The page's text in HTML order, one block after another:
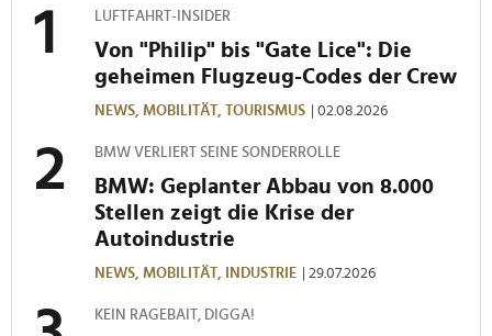
LUFTFAHRT-INSIDER
Von "Philip" bis "Gate Lice": Die
geheimen Flugzeug-Codes der Crew
NEWS, MOBILITÄT, TOURISMUS | 02.08.2026
BMW VERLIERT SEINE SONDERROLLE
BMW: Geplanter Abbau von 8.000
Stellen zeigt die Krise der
Autoindustrie
NEWS, MOBILITÄT, INDUSTRIE | 29.07.2026
KEIN RAGEBAIT, DIGGA!